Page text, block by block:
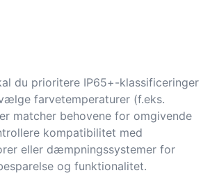
du prioritere IP65+-klassificeringer
farvetemperaturer (f.eks.
matcher behovene for omgivende
kompatibilitet med
eller dæmpningssystemer for
og funktionalitet.